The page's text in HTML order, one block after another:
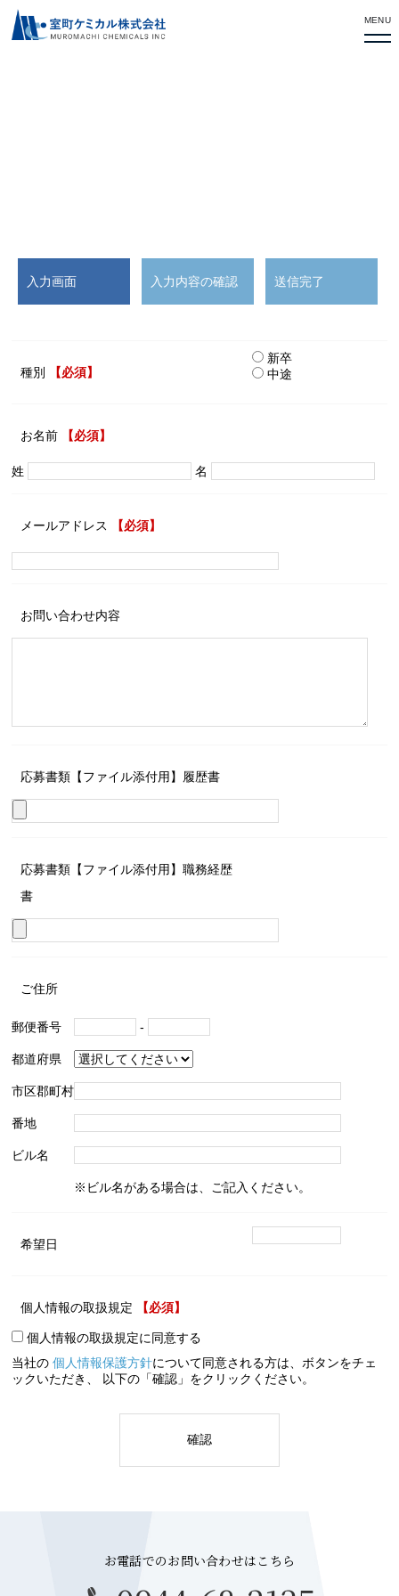
MENU
入力画面 入力内容の確認 送信完了
種別 【必須】
新卒
中途
お名前 【必須】
姓 名
メールアドレス 【必須】
お問い合わせ内容
応募書類【ファイル添付用】履歴書
応募書類【ファイル添付用】職務経歴
書
ご住所
郵便番号 -
都道府県
市区郡町村
番地
ビル名
※ビル名がある場合は、ご記入ください。
希望日
個人情報の取扱規定 【必須】
個人情報の取扱規定に同意する
当社の個人情報保護方針について同意される方は、ボタンをチェ
ックいただき、 以下の「確認」をクリックください。
お電話でのお問い合わせはこちら